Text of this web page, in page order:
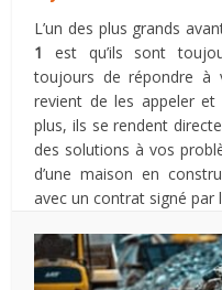
L’un des plus grands
1
est qu’ils sont
toujours de répondre à
revient de les appeler
plus, ils se rendent
des solutions à vos
d’une maison en
avec un contrat signé par